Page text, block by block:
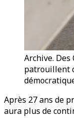
Archive. Des
patrouillent
Après 27 ans de
aura plus de